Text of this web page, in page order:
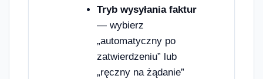
Tryb wysyłania faktur
— wybierz
„automatyczny po
zatwierdzeniu” lub
„ręczny na żądanie”